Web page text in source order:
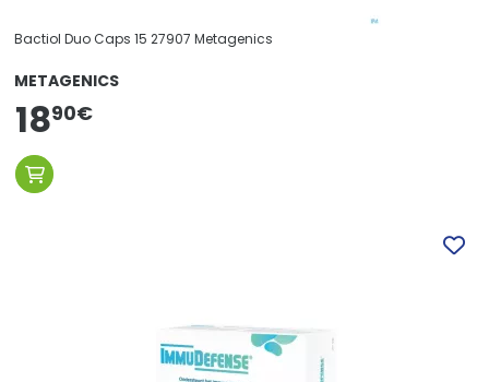
Bactiol Duo Caps 15 27907 Metagenics
METAGENICS
1890€